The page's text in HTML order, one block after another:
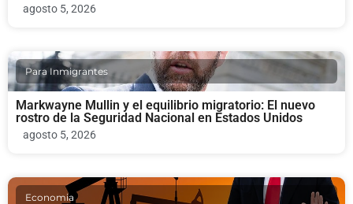
agosto 5, 2026
Para Inmigrantes
Markwayne Mullin y el equilibrio migratorio: El nuevo
rostro de la Seguridad Nacional en Estados Unidos
agosto 5, 2026
Economia